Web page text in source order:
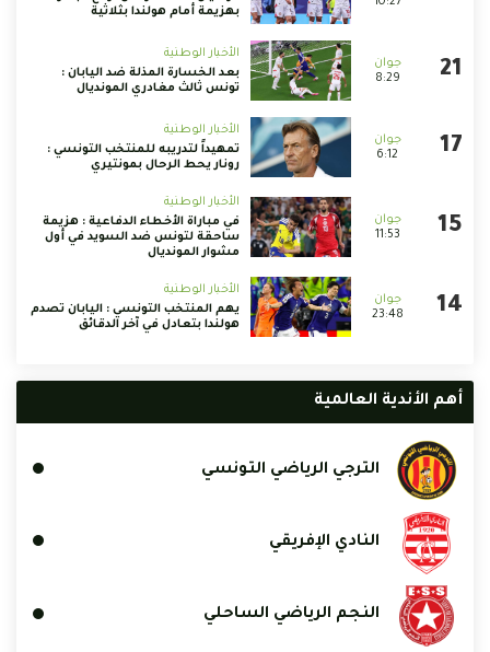
بهزيمة أمام هولندا بثلاثية
8:29
الأخبار الوطنية
بعد الخسارة المذلة ضد اليابان :
تونس ثالث مغادري المونديال
6:12
الأخبار الوطنية
تمهيداً لتدريبه للمنتخب التونسي :
رونار يحط الرحال بمونتيري
11:53
الأخبار الوطنية
في مباراة الأخطاء الدفاعية : هزيمة
ساحقة لتونس ضد السويد في أول
مشوار المونديال
23:48
الأخبار الوطنية
يهم المنتخب التونسي : اليابان تصدم
هولندا بتعادل في آخر الدقائق
أهم الأندية العالمية
الترجي الرياضي التونسي
النادي الإفريقي
النجم الرياضي الساحلي